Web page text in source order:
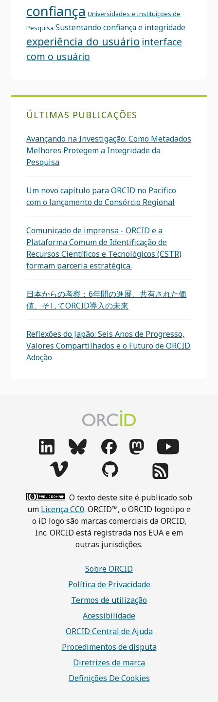
confiança Universidades e Instituições de
Pesquisa Sustentando confiança e integridade
experiência do usuário interface
com o usuário
ÚLTIMAS PUBLICAÇÕES
Avançando na Investigação: Como Metadados
Melhores Protegem a Integridade da
Pesquisa
Um novo capítulo para ORCID no Pacífico
com o lançamento do Consórcio Regional
Comunicado de imprensa - ORCID e a
Plataforma Comum de Identificação de
Recursos Científicos e Tecnológicos (CSTR)
formam parceria estratégica.
日本からの考察：6年間の進展、共有された価
値、そしてORCID導入の未来
Reflexões do Japão: Seis Anos de Progresso,
Valores Compartilhados e o Futuro de ORCID
Adoção
O texto deste site é publicado sob
um Licença CC0. ORCID™, o ORCID logotipo e
o iD logo são marcas comerciais da ORCID,
Inc. ORCID está registrada nos EUA e em
outras jurisdições.
Sobre ORCID
Política de Privacidade
Termos de utilização
Acessibilidade
ORCID Central de Ajuda
Procedimentos de disputa
Diretrizes de marca
Definições De Cookies